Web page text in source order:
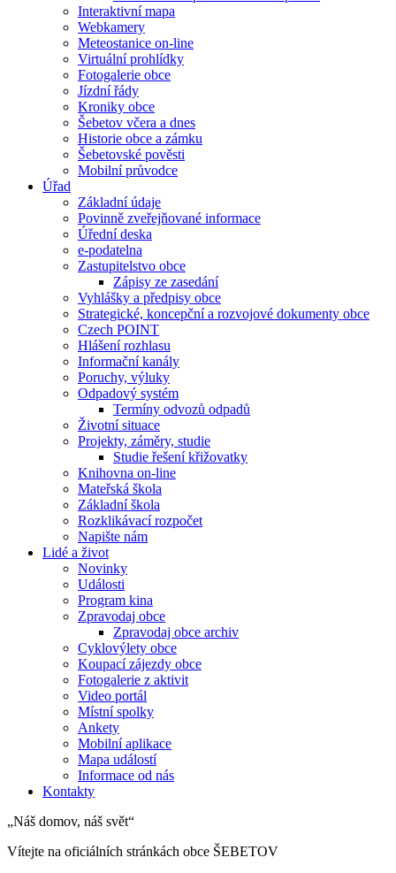
Interaktivní mapa
Webkamery
Meteostanice on-line
Virtuální prohlídky
Fotogalerie obce
Jízdní řády
Kroniky obce
Šebetov včera a dnes
Historie obce a zámku
Šebetovské pověsti
Mobilní průvodce
Úřad
Základní údaje
Povinně zveřejňované informace
Úřední deska
e-podatelna
Zastupitelstvo obce
Zápisy ze zasedání
Vyhlášky a předpisy obce
Strategické, koncepční a rozvojové dokumenty obce
Czech POINT
Hlášení rozhlasu
Informační kanály
Poruchy, výluky
Odpadový systém
Termíny odvozů odpadů
Životní situace
Projekty, záměry, studie
Studie řešení křižovatky
Knihovna on-line
Mateřská škola
Základní škola
Rozklikávací rozpočet
Napište nám
Lidé a život
Novinky
Události
Program kina
Zpravodaj obce
Zpravodaj obce archiv
Cyklovýlety obce
Koupací zájezdy obce
Fotogalerie z aktivit
Video portál
Místní spolky
Ankety
Mobilní aplikace
Mapa událostí
Informace od nás
Kontakty
„Náš domov, náš svět“
Vítejte na oficiálních stránkách obce ŠEBETOV